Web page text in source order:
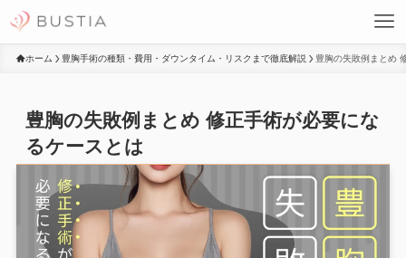
ホーム 豊胸手術の種類・費用・ダウンタイム・リスクまで徹底解説 豊胸の失敗例まとめ
豊胸の失敗例まとめ 修正手術が必要にな
るケースとは